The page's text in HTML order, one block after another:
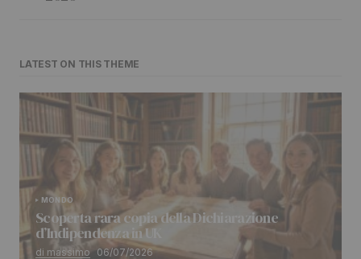
LATEST ON THIS THEME
MONDO
Scoperta rara copia della Dichiarazione
d’Indipendenza in UK
di massimo 06/07/2026